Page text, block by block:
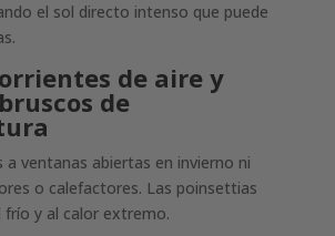
el sol directo intenso que puede
de aire y
de
a ventanas abiertas en invierno ni
o calefactores. Las poinsettias
frío y al calor extremo.